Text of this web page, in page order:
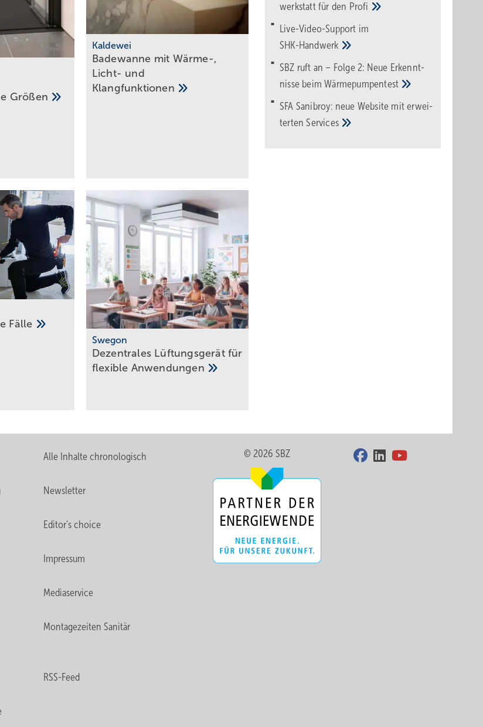
Größen
Kaldewei
Badewanne mit Wärme-,
Licht- und
Klangfunktionen
Fälle
Swegon
Dezentrales Lüftungsgerät für
flexible Anwendungen
werk­statt für den Pro­fi
Live-Video-Support im
SHK-Handwerk
SBZ ruft an – Folge 2: Neue Erkennt­
nisse beimWärme­pumpen­test
SFA Sanibroy: neue Web­site mit erwei­
tertenServices
Alle Inhalte chronologisch
Newsletter
Editor's choice
Impressum
Mediaservice
Montagezeiten Sanitär
RSS-Feed
© 2026 SBZ